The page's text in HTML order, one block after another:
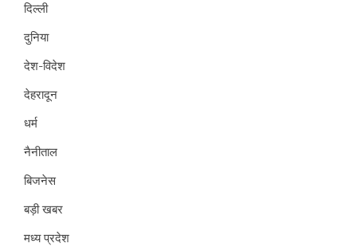
दिल्ली
दुनिया
देश-विदेश
देहरादून
धर्म
नैनीताल
बिजनेस
बड़ी खबर
मध्य प्रदेश